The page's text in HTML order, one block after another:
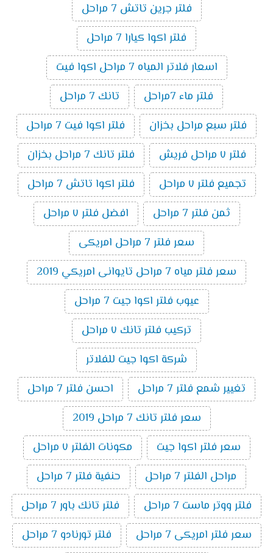
فلتر جرين تاتش 7 مراحل
فلتر اكوا كيارا 7 مراحل
اسعار فلاتر المياه 7 مراحل اكوا فيت
فلتر ماء 7مراحل
تانك 7 مراحل
فلتر سبع مراحل بخزان
فلتر اكوا فيت 7 مراحل
فلتر ٧ مراحل فريش
فلتر تانك 7 مراحل بخزان
تجميع فلتر ٧ مراحل
فلتر اكوا تاتش 7 مراحل
ثمن فلتر 7 مراحل
افضل فلتر ٧ مراحل
سعر فلتر 7 مراحل امريكى
سعر فلتر مياه 7 مراحل تايوانى امريكي 2019
عيوب فلتر اكوا جيت 7 مراحل
تركيب فلتر تانك ٧ مراحل
شركة اكوا جيت للفلاتر
تغيير شمع فلتر 7 مراحل
احسن فلتر 7 مراحل
سعر فلتر تانك 7 مراحل 2019
سعر فلتر اكوا جيت
مكونات الفلتر ٧ مراحل
مراحل الفلتر 7 مراحل
حنفية فلتر 7 مراحل
فلتر ووتر ماست 7 مراحل
فلتر تانك باور 7 مراحل
سعر فلتر امريكى 7 مراحل
فلتر تورنادو 7 مراحل